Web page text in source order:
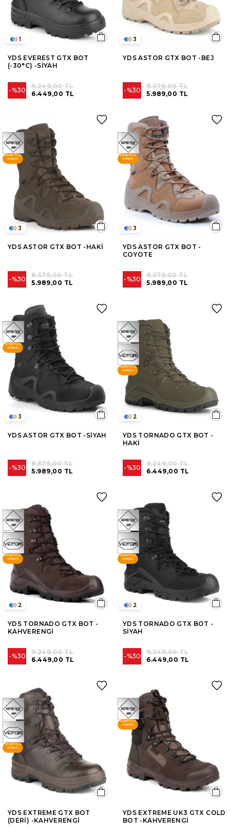
YDS EVEREST GTX BOT
(-30°C) -SİYAH
%30 6.449,00 TL
9.249,00 TL
1
YDS ASTOR GTX BOT -BEJ
%30 5.989,00 TL
8.579,00 TL
3
YDS ASTOR GTX BOT -HAKİ
%30 5.989,00 TL
8.579,00 TL
3
ÜCRETSIZ
KARGO
YDS ASTOR GTX BOT -
COYOTE
%30 5.989,00 TL
8.579,00 TL
3
ÜCRETSIZ
KARGO
YDS ASTOR GTX BOT -SİYAH
%30 5.989,00 TL
8.579,00 TL
3
ÜCRETSIZ
KARGO
YDS TORNADO GTX BOT -
HAKİ
%30 6.449,00 TL
9.249,00 TL
2
ÜCRETSIZ
KARGO
YDS TORNADO GTX BOT -
KAHVERENGİ
%30 6.449,00 TL
9.249,00 TL
2
ÜCRETSIZ
KARGO
YDS TORNADO GTX BOT -
SİYAH
%30 6.449,00 TL
9.249,00 TL
2
ÜCRETSIZ
KARGO
YDS EXTREME GTX BOT
(DERİ) -KAHVERENGİ
ÜCRETSIZ
KARGO
YDS EXTREME UK3 GTX COLD
BOT -KAHVERENGİ
ÜCRETSIZ
KARGO